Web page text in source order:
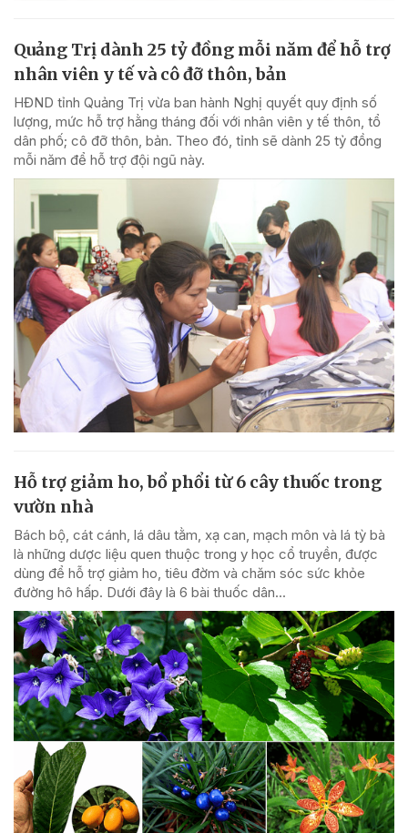
Quảng Trị dành 25 tỷ đồng mỗi năm để hỗ trợ
nhân viên y tế và cô đỡ thôn, bản
HĐND tỉnh Quảng Trị vừa ban hành Nghị quyết quy định số
lượng, mức hỗ trợ hằng tháng đối với nhân viên y tế thôn, tổ
dân phố; cô đỡ thôn, bản. Theo đó, tỉnh sẽ dành 25 tỷ đồng
mỗi năm để hỗ trợ đội ngũ này.
Hỗ trợ giảm ho, bổ phổi từ 6 cây thuốc trong
vườn nhà
Bách bộ, cát cánh, lá dâu tằm, xạ can, mạch môn và lá tỳ bà
là những dược liệu quen thuộc trong y học cổ truyền, được
dùng để hỗ trợ giảm ho, tiêu đờm và chăm sóc sức khỏe
đường hô hấp. Dưới đây là 6 bài thuốc dân...